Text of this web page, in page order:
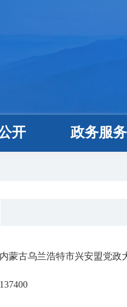
开 政务服务
古乌兰浩特市兴安盟党政